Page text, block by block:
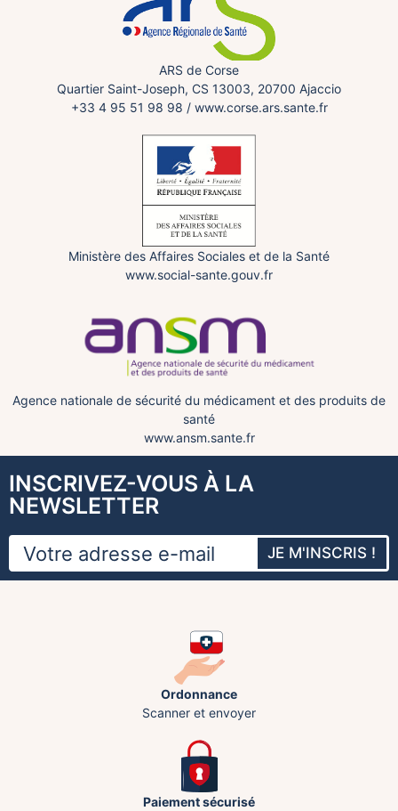
ARS de Corse
Quartier Saint-Joseph, CS 13003, 20700 Ajaccio
+33 4 95 51 98 98 / www.corse.ars.sante.fr
Ministère des Affaires Sociales et de la Santé
www.social-sante.gouv.fr
Agence nationale de sécurité du médicament et des produits de
santé
www.ansm.sante.fr
INSCRIVEZ-VOUS À LA
NEWSLETTER
JE M'INSCRIS !
Ordonnance
Scanner et envoyer
Paiement sécurisé